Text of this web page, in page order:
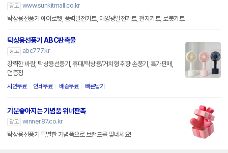
광고 www.sunkitmall.co.kr
탁상용선풍기 에어로켓, 풍력발전키트, 태양광발전키트, 전자키트, 로봇키트
탁상용선풍기 ABC판촉물
광고
abc777.kr
강력한 바람, 탁상용선풍기, 휴대/탁상용/거치형 취향 손풍기, 특가판매,
덤증정
시안무료 인쇄무료 배송무료 빠른납기
기분좋아지는 기념품 위너판촉
광고 winner87.co.kr
탁상용선풍기 특별한 기념품으로 브랜드를 빛네세요!